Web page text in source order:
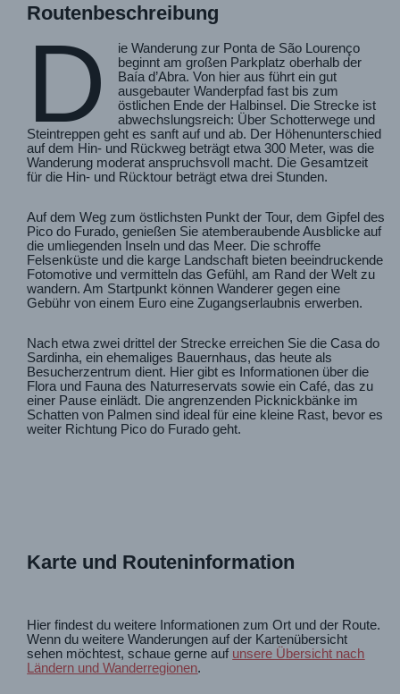
Routenbeschreibung
D
ie Wanderung zur Ponta de São Lourenço
beginnt am großen Parkplatz oberhalb der
Baía d’Abra. Von hier aus führt ein gut
ausgebauter Wanderpfad fast bis zum
östlichen Ende der Halbinsel. Die Strecke ist
abwechslungsreich: Über Schotterwege und
Steintreppen geht es sanft auf und ab. Der Höhenunterschied
auf dem Hin- und Rückweg beträgt etwa 300 Meter, was die
Wanderung moderat anspruchsvoll macht. Die Gesamtzeit
für die Hin- und Rücktour beträgt etwa drei Stunden.
Auf dem Weg zum östlichsten Punkt der Tour, dem Gipfel des
Pico do Furado, genießen Sie atemberaubende Ausblicke auf
die umliegenden Inseln und das Meer. Die schroffe
Felsenküste und die karge Landschaft bieten beeindruckende
Fotomotive und vermitteln das Gefühl, am Rand der Welt zu
wandern. Am Startpunkt können Wanderer gegen eine
Gebühr von einem Euro eine Zugangserlaubnis erwerben.
Nach etwa zwei drittel der Strecke erreichen Sie die Casa do
Sardinha, ein ehemaliges Bauernhaus, das heute als
Besucherzentrum dient. Hier gibt es Informationen über die
Flora und Fauna des Naturreservats sowie ein Café, das zu
einer Pause einlädt. Die angrenzenden Picknickbänke im
Schatten von Palmen sind ideal für eine kleine Rast, bevor es
weiter Richtung Pico do Furado geht.
Karte und Routeninformation
Hier findest du weitere Informationen zum Ort und der Route.
Wenn du weitere Wanderungen auf der Kartenübersicht
sehen möchtest, schaue gerne auf unsere Übersicht nach
Ländern und Wanderregionen.